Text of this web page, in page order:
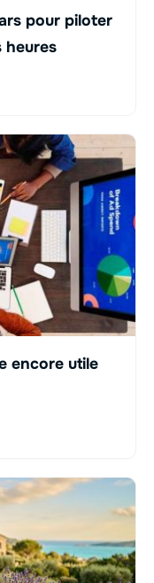
pour piloter
heures
encore utile